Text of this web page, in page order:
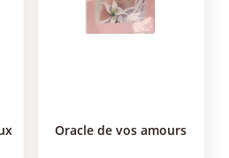
oracle de vos amours